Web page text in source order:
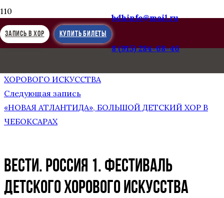
ЗАПИСЬ В ХОР КУПИТЬ БИЛЕТЫ
bdhinfo@mail.ru
8 (915) 284-68-46
Предыдущая запись
ХОРОВОГО ИСКУССТВА
Следующая запись
«НОВАЯ АТЛАНТИДА», БОЛЬШОЙ ДЕТСКИЙ ХОР В
ЧЕБОКСАРАХ
ВЕСТИ. РОССИЯ 1. ФЕСТИВАЛЬ
ДЕТСКОГО ХОРОВОГО ИСКУССТВА